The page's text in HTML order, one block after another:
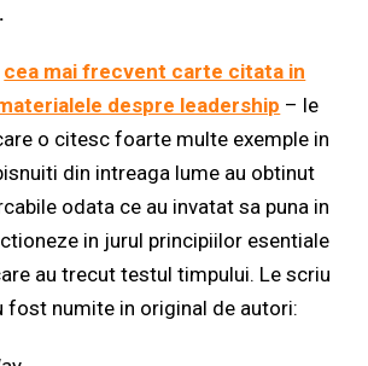
cea mai frecvent carte citata in
despre leadership – le
o citesc foarte multe exemple in
din intreaga lume au obtinut
odata ce au invatat sa puna in
in jurul principiilor esentiale
au trecut testul timpului. Le scriu
fost numite in original de autori: